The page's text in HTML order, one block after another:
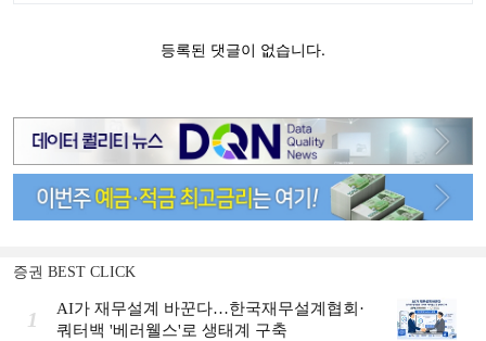
증권 BEST CLICK
1
AI가 재무설계 바꾼다…한국재무설계협회·
쿼터백 '베러웰스'로 생태계 구축